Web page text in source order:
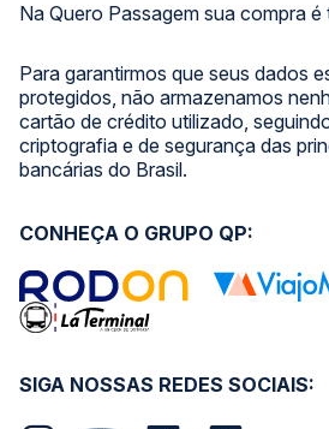
Na Quero Passagem sua compra
Para garantirmos que seus dados
protegidos, não armazenamos
cartão de crédito utilizado,
criptografia e de segurança das
bancárias do Brasil.
SIGA NOSSAS REDES SOCIAIS:
CONHEÇA O GRUPO QP: